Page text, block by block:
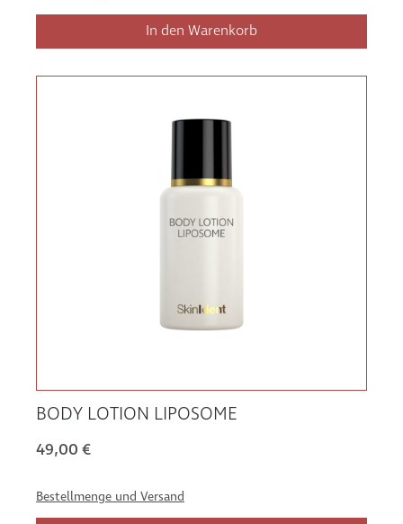
In den Warenkorb
BODY LOTION LIPOSOME
49,00 €
Bestellmenge und Versand